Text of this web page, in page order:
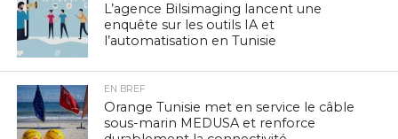
L’agence Bilsimaging lancent une
enquête sur les outils IA et
l’automatisation en Tunisie
EN BREF
Orange Tunisie met en service le câble
sous-marin MEDUSA et renforce